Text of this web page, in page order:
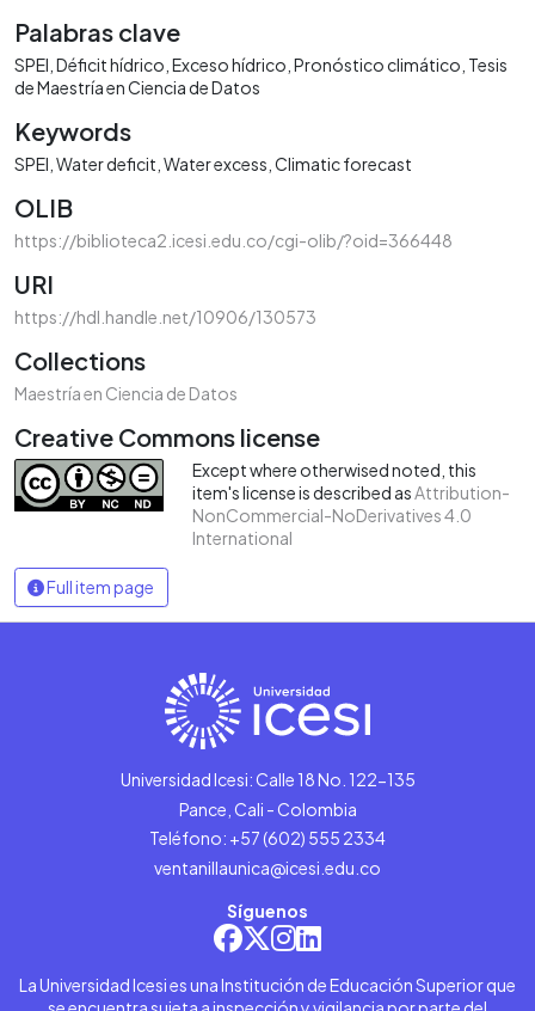
Palabras clave
SPEI Déficit hídrico Exceso hídrico Pronóstico climático Tesis
de Maestría en Ciencia de Datos
Keywords
SPEI Water deficit Water excess Climatic forecast
OLIB
https://biblioteca2.icesi.edu.co/cgi-olib/?oid=366448
URI
https://hdl.handle.net/10906/130573
Collections
Maestría en Ciencia de Datos
Creative Commons license
Except where otherwised noted, this
item's license is described asAttribution-
NonCommercial-NoDerivatives 4.0
International
Full item page
Universidad Icesi: Calle 18 No. 122-135
Pance, Cali - Colombia
Teléfono: +57 (602) 555 2334
ventanillaunica@icesi.edu.co
Síguenos
La Universidad Icesi es una Institución de Educación Superior que